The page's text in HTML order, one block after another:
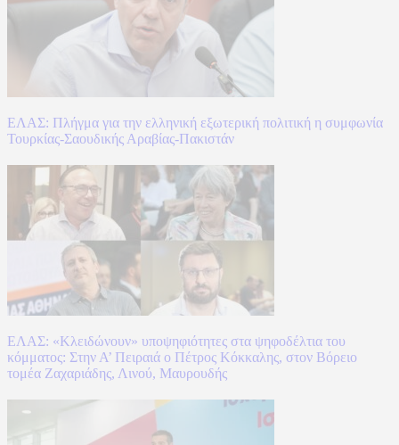
ΕΛΑΣ: Πλήγμα για την ελληνική εξωτερική πολιτική η συμφωνία
Τουρκίας-Σαουδικής Αραβίας-Πακιστάν
ΕΛΑΣ: «Κλειδώνουν» υποψηφιότητες στα ψηφοδέλτια του
κόμματος: Στην Α’ Πειραιά ο Πέτρος Κόκκαλης, στον Βόρειο
τομέα Ζαχαριάδης, Λινού, Μαυρουδής